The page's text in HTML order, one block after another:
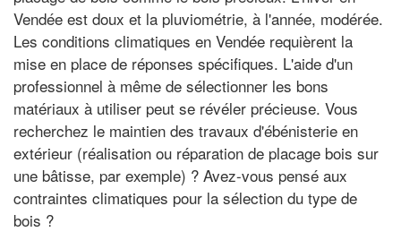
Vendée est doux et la pluviométrie, à l'année, modérée.
Les conditions climatiques en Vendée requièrent la
mise en place de réponses spécifiques. L'aide d'un
professionnel à même de sélectionner les bons
matériaux à utiliser peut se révéler précieuse. Vous
recherchez le maintien des travaux d'ébénisterie en
extérieur (réalisation ou réparation de placage bois sur
une bâtisse, par exemple) ? Avez-vous pensé aux
contraintes climatiques pour la sélection du type de
bois ?